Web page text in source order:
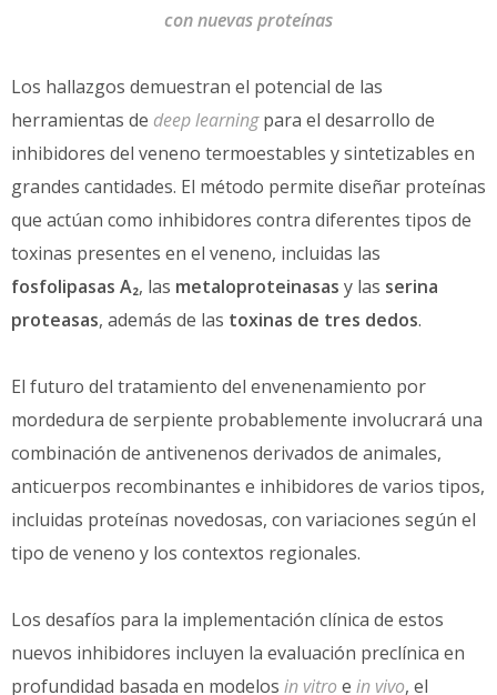
con nuevas proteínas
Los hallazgos demuestran el potencial de las
herramientas de deep learningpara el desarrollo de
inhibidores del veneno termoestables y sintetizables en
grandes cantidades. El método permite diseñar proteínas
que actúan como inhibidores contra diferentes tipos de
toxinas presentes en el veneno, incluidas las
fosfolipasas A₂, las metaloproteinasas y las serina
proteasas, además de las toxinas de tres dedos.
El futuro del tratamiento del envenenamiento por
mordedura de serpiente probablemente involucrará una
combinación de antivenenos derivados de animales,
anticuerpos recombinantes e inhibidores de varios tipos,
incluidas proteínas novedosas, con variaciones según el
tipo de veneno y los contextos regionales.
Los desafíos para la implementación clínica de estos
nuevos inhibidores incluyen la evaluación preclínica en
profundidad basada en modelos in vitro e in vivo, el